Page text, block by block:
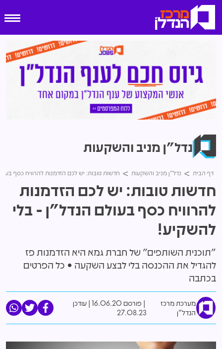
נדל"ן מניב והשקעות
דף הבית נדל"ן מניב והשקעות חדשות טובות: יש לכם הזדמנות להרוויח כסף
חדשות טובות: יש לכם הזדמנות
להרוויח כסף בעולם הנדל"ן - בלי
להשקיע!
"תוכנית השותפים" של חברת גמא היא הזדמנות פז
להגדיל את ההכנסה בלי לבצע השקעה • כל הפרטים
בכתבה
מערכת מרכז
הנדל"ן
פורסם 16.06.20 |עודכן
27.08.23